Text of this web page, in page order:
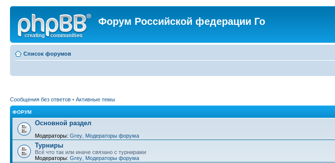
Форум Российской федерации Го
Список форумов
Сообщения без ответов • Активные темы
ФОРУМ
Основной раздел
Модераторы: Grey Модераторы форума
Турниры
Всё что так или иначе связано с турнирами
Модераторы: Grey Модераторы форума